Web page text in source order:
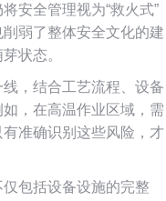
安全管理视为“救火式”
弱了整体安全文化的建
状态。
，结合工艺流程、设备
，在高温作业区域，需
准确识别这些风险，才
包括设备设施的完整